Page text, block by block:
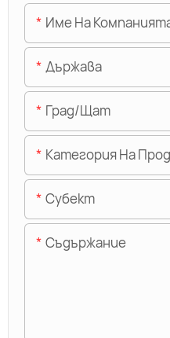
Име На
Държава
Град/щат
Категория На
Субект
Съдържание